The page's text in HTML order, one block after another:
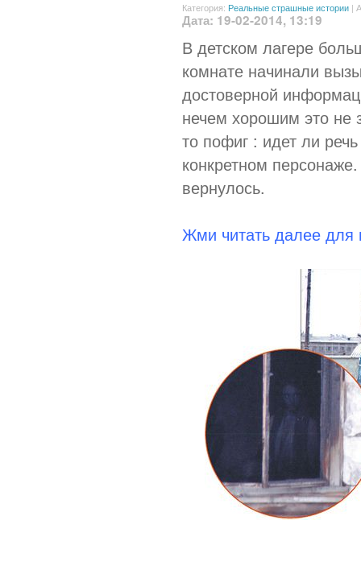
Категория: Реальные страшные истории |
Дата: 19-02-2014, 13:19
В детском лагере
комнате начинали
достоверной
нечем хорошим это не
то пофиг : идет ли
конкретном
вернулось.
Жми читать далее для